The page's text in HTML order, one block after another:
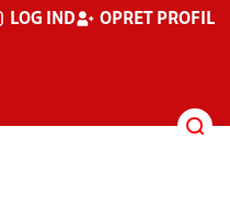
LOG IND OPRET PROFIL